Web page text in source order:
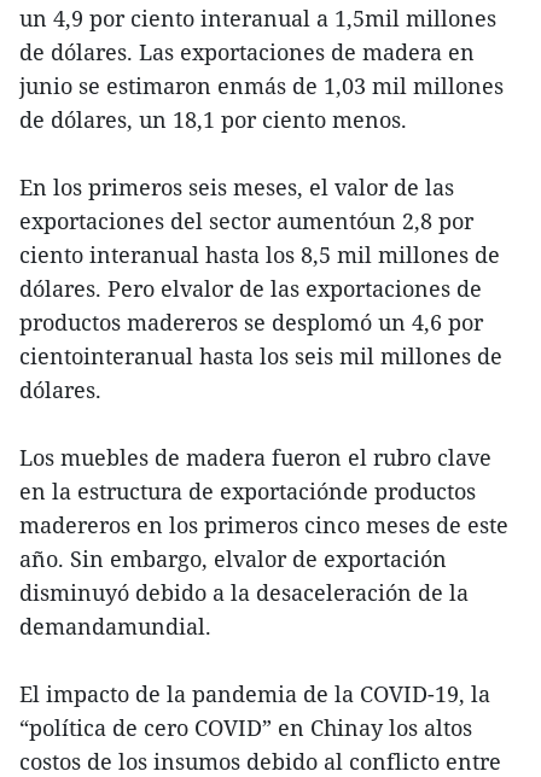
un 4,9 por ciento interanual a 1,5mil millones
de dólares. Las exportaciones de madera en
junio se estimaron enmás de 1,03 mil millones
de dólares, un 18,1 por ciento menos.
En los primeros seis meses, el valor de las
exportaciones del sector aumentóun 2,8 por
ciento interanual hasta los 8,5 mil millones de
dólares. Pero elvalor de las exportaciones de
productos madereros se desplomó un 4,6 por
cientointeranual hasta los seis mil millones de
dólares.
Los muebles de madera fueron el rubro clave
en la estructura de exportaciónde productos
madereros en los primeros cinco meses de este
año. Sin embargo, elvalor de exportación
disminuyó debido a la desaceleración de la
demandamundial.
El impacto de la pandemia de la COVID-19, la
“política de cero COVID” en Chinay los altos
costos de los insumos debido al conflicto entre